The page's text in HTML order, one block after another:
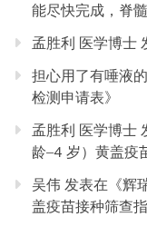
能尽快完成，脊
孟胜利 医学博士
担心用了有唾液
检测申请表》
孟胜利 医学博士
龄–4 岁）黄盖疫
吴伟 发表在《辉
盖疫苗接种筛查